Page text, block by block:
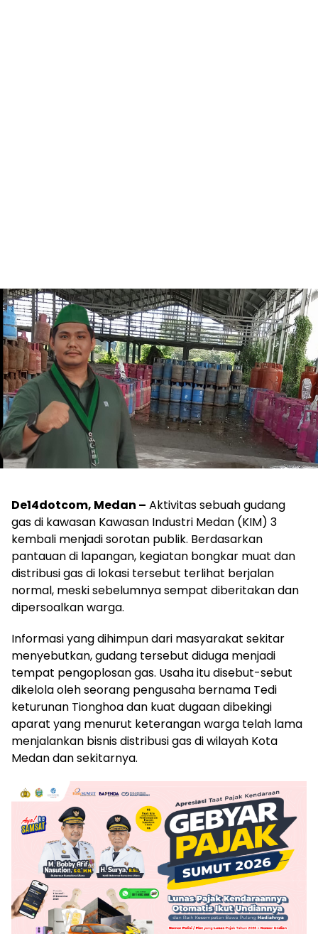
De14dotcom, Medan – Aktivitas sebuah gudang
gas di kawasan Kawasan Industri Medan (KIM) 3
kembali menjadi sorotan publik. Berdasarkan
pantauan di lapangan, kegiatan bongkar muat dan
distribusi gas di lokasi tersebut terlihat berjalan
normal, meski sebelumnya sempat diberitakan dan
dipersoalkan warga.
Informasi yang dihimpun dari masyarakat sekitar
menyebutkan, gudang tersebut diduga menjadi
tempat pengoplosan gas. Usaha itu disebut-sebut
dikelola oleh seorang pengusaha bernama Tedi
keturunan Tionghoa dan kuat dugaan dibekingi
aparat yang menurut keterangan warga telah lama
menjalankan bisnis distribusi gas di wilayah Kota
Medan dan sekitarnya.